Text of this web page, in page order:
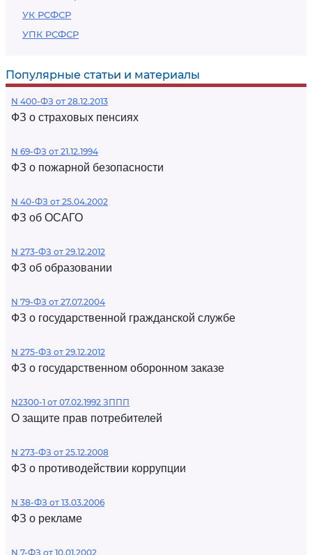
УК РСФСР
УПК РСФСР
Популярные статьи и материалы
N 400-ФЗ от 28.12.2013
ФЗ о страховых пенсиях
N 69-ФЗ от 21.12.1994
ФЗ о пожарной безопасности
N 40-ФЗ от 25.04.2002
ФЗ об ОСАГО
N 273-ФЗ от 29.12.2012
ФЗ об образовании
N 79-ФЗ от 27.07.2004
ФЗ о государственной гражданской службе
N 275-ФЗ от 29.12.2012
ФЗ о государственном оборонном заказе
N2300-1 от 07.02.1992 ЗППП
О защите прав потребителей
N 273-ФЗ от 25.12.2008
ФЗ о противодействии коррупции
N 38-ФЗ от 13.03.2006
ФЗ о рекламе
N 7-ФЗ от 10.01.2002